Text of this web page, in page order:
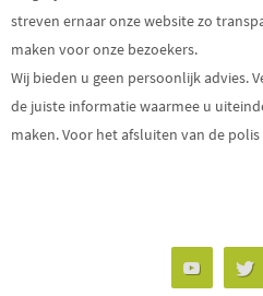
streven ernaar onze website zo
maken voor onze bezoekers.
Wij bieden u geen persoonlijk advies.
de juiste informatie waarmee u
maken. Voor het afsluiten van de